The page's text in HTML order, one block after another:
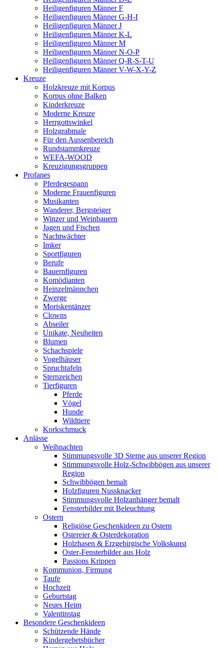
Heiligenfiguren Männer F
Heiligenfiguren Männer G-H-I
Heiligenfiguren Männer J
Heiligenfiguren Männer K-L
Heiligenfiguren Männer M
Heiligenfiguren Männer N-O-P
Heiligenfiguren Männer Q-R-S-T-U
Heiligenfiguren Männer V-W-X-Y-Z
Kreuze
Holzkreuze mit Korpus
Korpus ohne Balken
Kinderkreuze
Moderne Kreuze
Herrgottswinkel
Holzgrabmale
Für den Aussenbereich
Rundstammkreuze
WEFA-WOOD
Kreuzigungsgruppen
Profanes
Pferdegespann
Moderne Frauenfiguren
Musikanten
Wanderer, Bergsteiger
Winzer und Weinbauern
Jagen und Fischen
Nachtwächter
Imker
Sportfiguren
Berufe
Bauernfiguren
Komödianten
Heinzelmännchen
Zwerge
Moriskentänzer
Clowns
Abseiler
Unikate, Neuheiten
Blumen
Schachspiele
Vogelhäuser
Spruchtafeln
Sternzeichen
Tierfiguren
Pferde
Vögel
Hunde
Wildtiere
Korkschmuck
Anlässe
Weihnachten
Stimmungsvolle 3D Sterne aus unserer Region
Stimmungsvolle Holz-Schwibbögen aus unserer
Region
Schwibbögen bemalt
Holzfiguren Nussknacker
Stimmungsvolle Holzanhänger bemalt
Fensterbilder mit Beleuchtung
Ostern
Religiöse Geschenkideen zu Ostern
Ostereier & Osterdekoration
Holzhasen & Erzgebirgische Volkskunst
Oster-Fensterbilder aus Holz
Passions Krippen
Kommunion, Firmung
Taufe
Hochzeit
Geburtstag
Neues Heim
Valentinstag
Besondere Geschenkideen
Schützende Hände
Kindergebetsbücher